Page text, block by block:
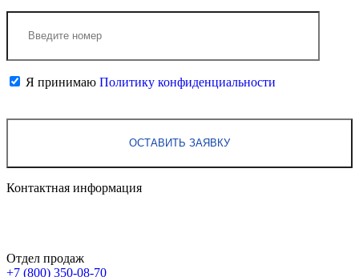
Я принимаю Политику конфиденциальности
Контактная информация
Отдел продаж
+7 (800) 350-08-70